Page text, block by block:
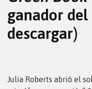
ganador
descargar)
Julia Roberts abrió el